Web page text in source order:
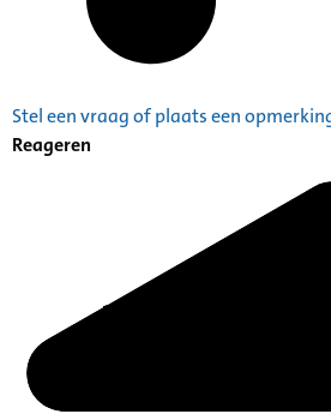
Stel een vraag of plaats een
Reageren